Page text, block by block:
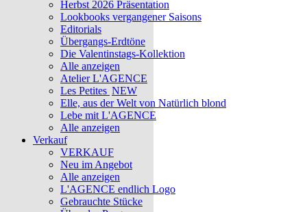
Herbst 2026 Präsentation
Lookbooks vergangener Saisons
Editorials
Übergangs-Erdtöne
Die Valentinstags-Kollektion
Alle anzeigen
Atelier L'AGENCE
Les Petites NEW
Elle, aus der Welt von Natürlich blond
Lebe mit L'AGENCE
Alle anzeigen
Verkauf
VERKAUF
Neu im Angebot
Alle anzeigen
L'AGENCE endlich Logo
Gebrauchte Stücke